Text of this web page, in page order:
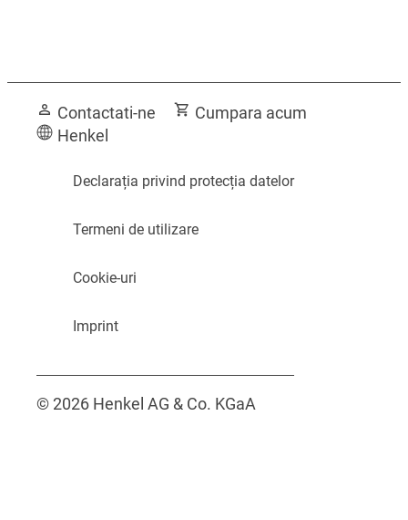
Transformaţi-vă baia într-o încăpere
plină cu flori
Nu trebuie să suportaţi o toaletă
mirositoare - citiţi aceste sugestii!
Contactati-ne
Cumpara acum
Henkel
Declarația privind protecția datelor
Termeni de utilizare
Cookie-uri
Imprint
© 2026 Henkel AG & Co. KGaA